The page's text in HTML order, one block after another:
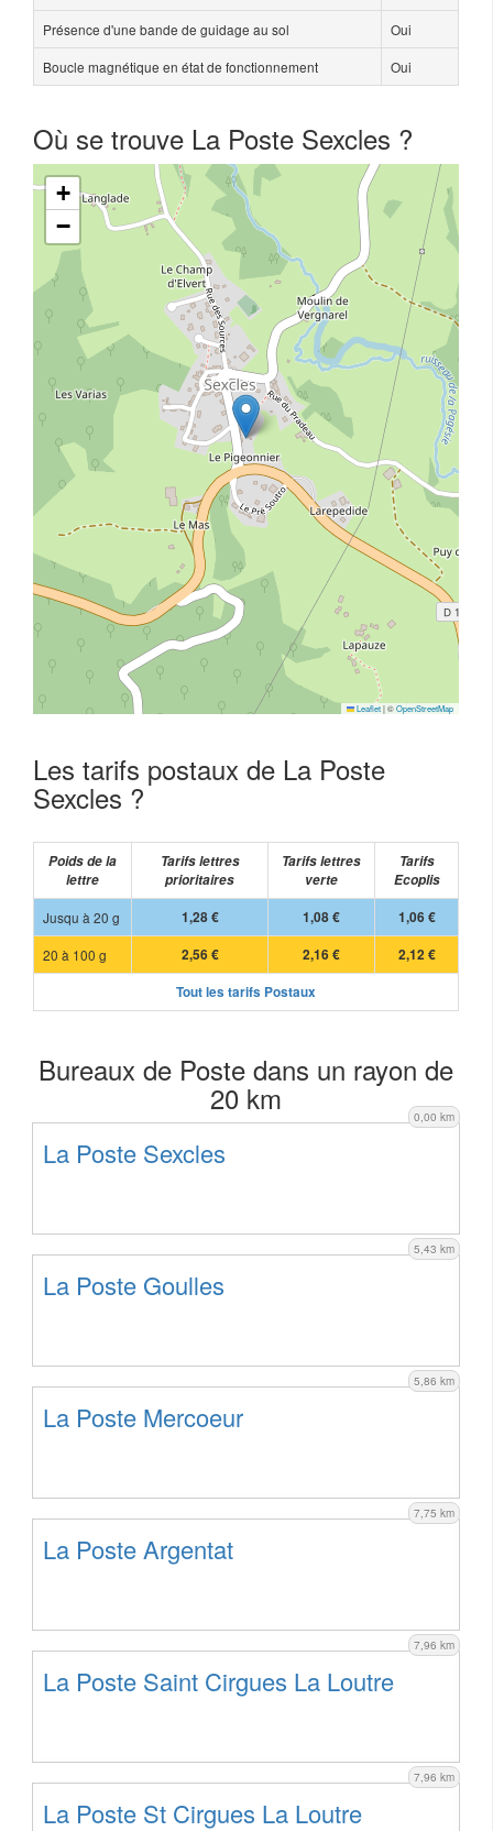
Présence d'une bande de guidage au sol
Oui
Boucle magnétique en état de fonctionnement
Oui
Où se trouve La Poste Sexcles ?
+
−
Leaflet|©OpenStreetMap
Les tarifs postaux de La Poste
Sexcles ?
Poids de la
lettre
Tarifs lettres
prioritaires
Tarifs lettres
verte
Tarifs
Ecoplis
Jusqu à 20 g
1,28 € 1,08 €
1,06 €
20 à 100 g
2,56 € 2,16 €
2,12 €
Tout les tarifs Postaux
Bureaux de Poste dans un rayon de
20 km 0,00 km
La Poste Sexcles
5,43 km
La Poste Goulles
5,86 km
La Poste Mercoeur
7,75 km
La Poste Argentat
7,96 km
La Poste Saint Cirgues La Loutre
7,96 km
La Poste St Cirgues La Loutre